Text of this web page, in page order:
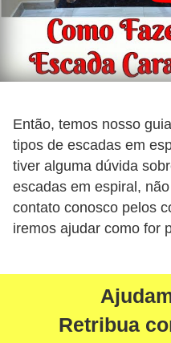
Então, temos nosso
tipos de escadas em
tiver alguma dúvida
escadas em espiral,
contato conosco pelos
iremos ajudar como for
Retribua